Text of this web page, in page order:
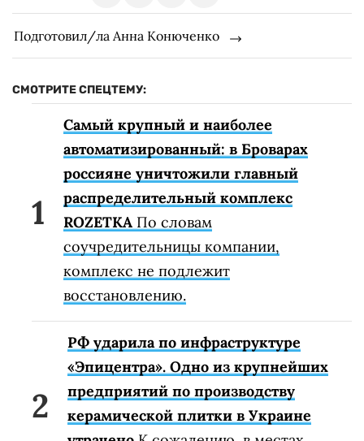
Подготовил/ла Анна Конюченко
СМОТРИТЕ СПЕЦТЕМУ:
Самый крупный и наиболее
автоматизированный: в Броварах
россияне уничтожили главный
распределительный комплекс
ROZETKA По словам
соучредительницы компании,
комплекс не подлежит
восстановлению.
РФ ударила по инфраструктуре
«Эпицентра». Одно из крупнейших
предприятий по производству
керамической плитки в Украине